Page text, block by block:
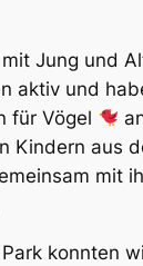
Jung und
aktiv und
für Vögel
Kindern aus
mit
konnten